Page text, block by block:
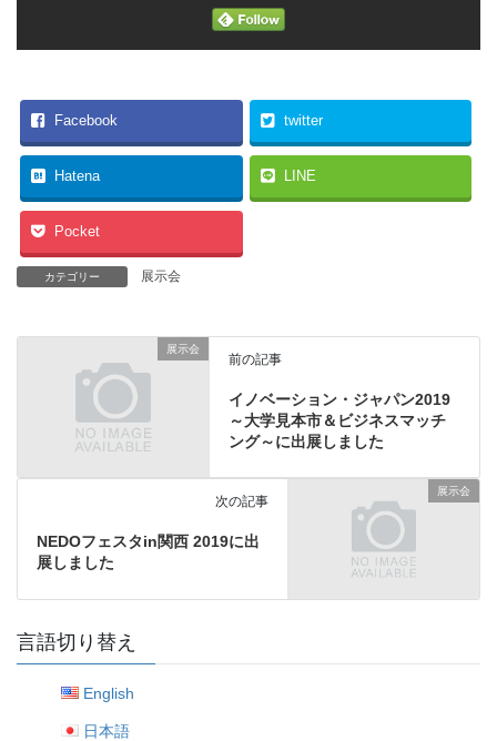
Facebook twitter
Hatena LINE
Pocket
カテゴリー 展示会
展示会
前の記事
イノベーション・ジャパン2019
～大学見本市＆ビジネスマッチ
ング～に出展しました
展示会
次の記事
NEDOフェスタin関西 2019に出
展しました
言語切り替え
English
日本語